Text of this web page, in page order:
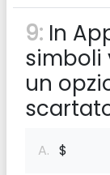
9: In
simboli
un
A. $